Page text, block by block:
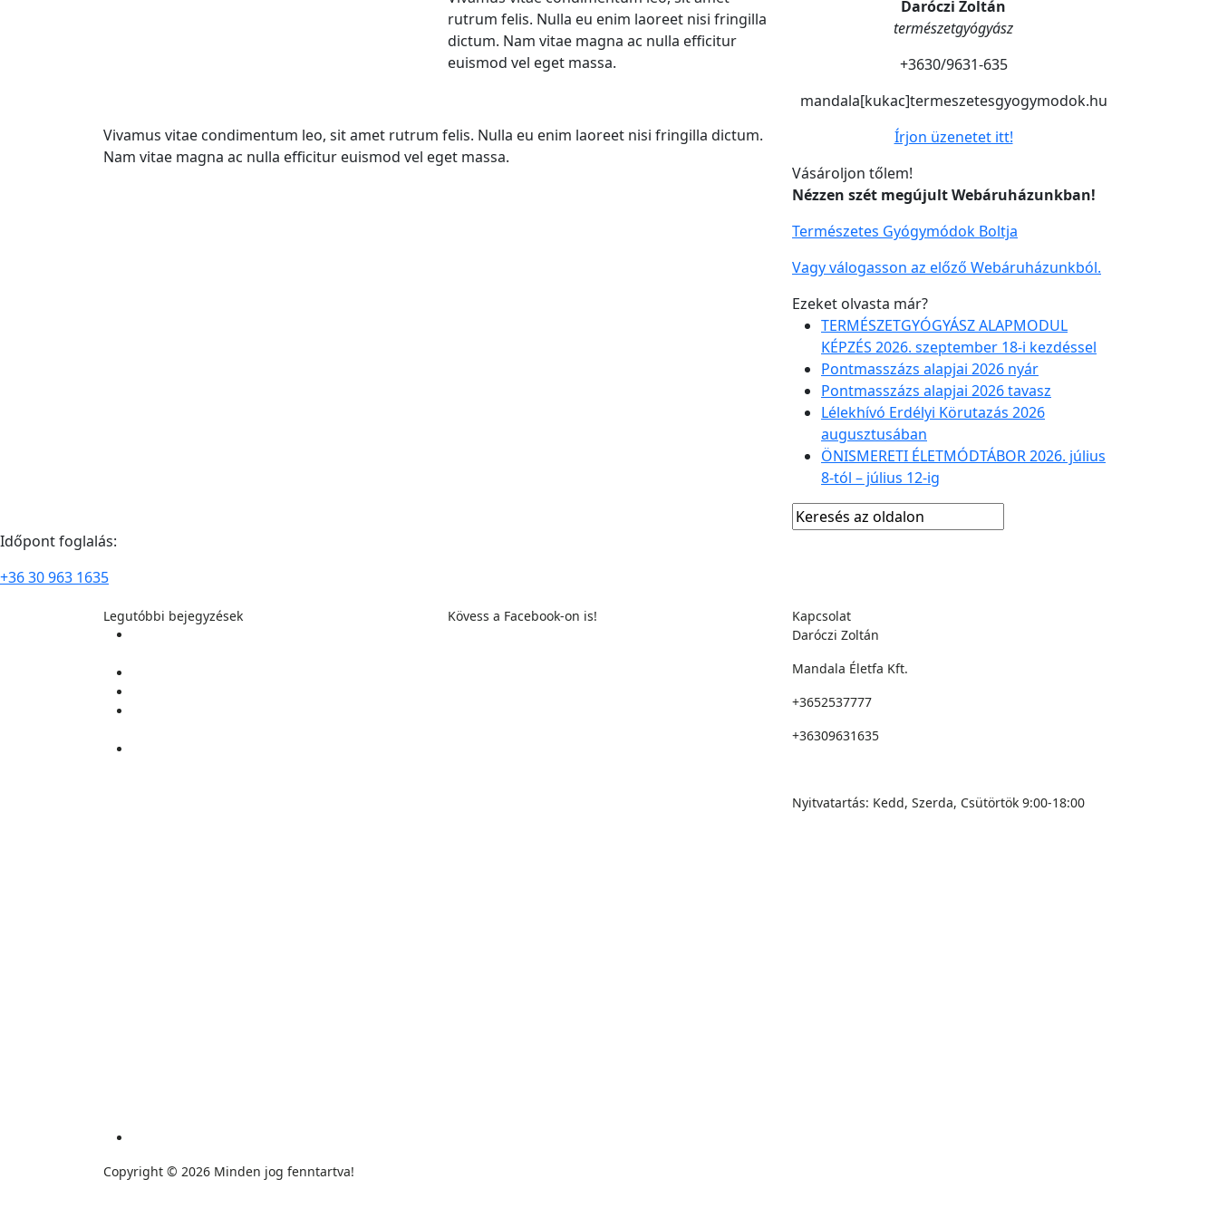
rutrum felis. Nulla eu enim laoreet nisi fringilla
dictum. Nam vitae magna ac nulla efficitur
euismod vel eget massa.
Vivamus vitae condimentum leo, sit amet rutrum felis. Nulla eu enim laoreet nisi fringilla dictum.
Nam vitae magna ac nulla efficitur euismod vel eget massa.
Daróczi Zoltán
természetgyógyász
+3630/9631-635
mandala[kukac]termeszetesgyogymodok.hu
Írjon üzenetet itt!
Vásároljon tőlem!
Nézzen szét megújult Webáruházunkban!
Természetes Gyógymódok Boltja
Vagy válogasson az előző Webáruházunkból.
Ezeket olvasta már?
TERMÉSZETGYÓGYÁSZ ALAPMODUL
KÉPZÉS 2026. szeptember 18-i kezdéssel
Pontmasszázs alapjai 2026 nyár
Pontmasszázs alapjai 2026 tavasz
Lélekhívó Erdélyi Körutazás 2026
augusztusában
ÖNISMERETI ÉLETMÓDTÁBOR 2026. július
8-tól – július 12-ig
Időpont foglalás:
+36 30 963 1635
Legutóbbi bejegyzések
Kövess a Facebook-on is!
Kapcsolat
Daróczi Zoltán
Mandala Életfa Kft.
+3652537777
+36309631635
Nyitvatartás: Kedd, Szerda, Csütörtök 9:00-18:00
Copyright © 2026 Minden jog fenntartva!